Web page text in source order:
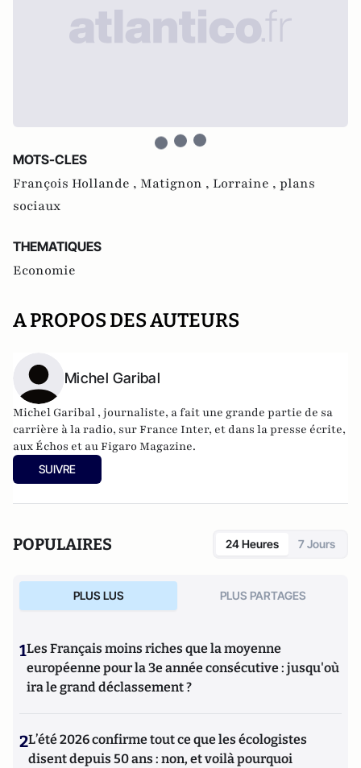
MOTS-CLES
François Hollande , Matignon , Lorraine , plans
sociaux
THEMATIQUES
Economie
A PROPOS DES AUTEURS
Michel Garibal
Michel Garibal , journaliste, a fait une grande partie de sa
carrière à la radio, sur France Inter, et dans la presse écrite,
aux Échos et au Figaro Magazine.
SUIVRE
POPULAIRES 24 Heures 7 Jours
PLUS LUS PLUS PARTAGES
1Les Français moins riches que la moyenne
européenne pour la 3e année consécutive : jusqu'où
ira le grand déclassement ?
2L’été 2026 confirme tout ce que les écologistes
disent depuis 50 ans : non, et voilà pourquoi